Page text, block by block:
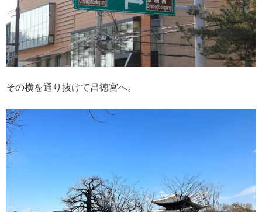
その横を通り抜けて昌徳宮へ。